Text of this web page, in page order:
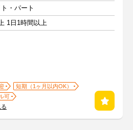
・パート
1日1時間以上
短期（1ヶ月以内OK）
可